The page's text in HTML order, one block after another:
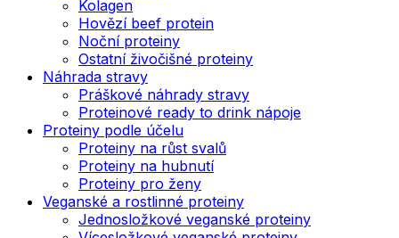
Kolagen
Hovězí beef protein
Noční proteiny
Ostatní živočišné proteiny
Náhrada stravy
Práškové náhrady stravy
Proteinové ready to drink nápoje
Proteiny podle účelu
Proteiny na růst svalů
Proteiny na hubnutí
Proteiny pro ženy
Veganské a rostlinné proteiny
Jednosložkové veganské proteiny